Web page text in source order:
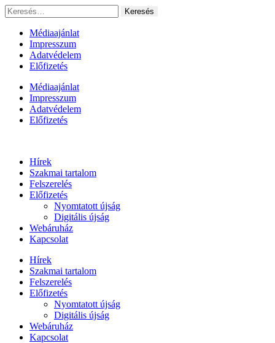
Ugrás
a
tartalomhoz
Keresés:
Médiaajánlat
Impresszum
Adatvédelem
Előfizetés
Médiaajánlat
Impresszum
Adatvédelem
Előfizetés
Hírek
Szakmai tartalom
Felszerelés
Előfizetés
Nyomtatott újság
Digitális újság
Webáruház
Kapcsolat
Hírek
Szakmai tartalom
Felszerelés
Előfizetés
Nyomtatott újság
Digitális újság
Webáruház
Kapcsolat